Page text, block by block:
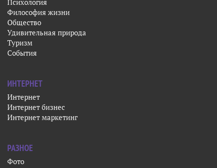
Бизнес
Образование
Мода
Недвижимость
Философия жизни
Общество
Удивительная природа
Туризм
ИНТЕРНЕТ